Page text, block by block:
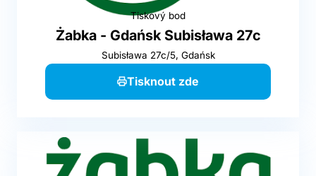
Tiskový bod
Żabka - Gdańsk Subisława 27c
Subisława 27c/5, Gdańsk
Tisknout zde